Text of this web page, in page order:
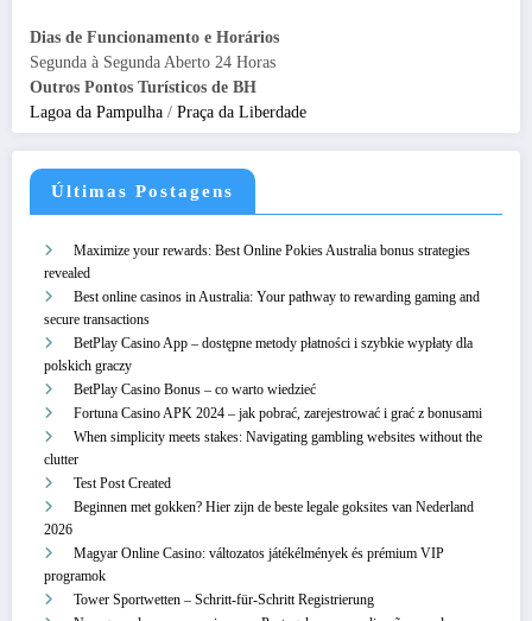
Dias de Funcionamento e Horários
Segunda à Segunda Aberto 24 Horas
Outros Pontos Turísticos de BH
Lagoa da Pampulha / Praça da Liberdade
Últimas Postagens
Maximize your rewards: Best Online Pokies Australia bonus strategies
revealed
Best online casinos in Australia: Your pathway to rewarding gaming and
secure transactions
BetPlay Casino App – dostępne metody płatności i szybkie wypłaty dla
polskich graczy
BetPlay Casino Bonus – co warto wiedzieć
Fortuna Casino APK 2024 – jak pobrać, zarejestrować i grać z bonusami
When simplicity meets stakes: Navigating gambling websites without the
clutter
Test Post Created
Beginnen met gokken? Hier zijn de beste legale goksites van Nederland
2026
Magyar Online Casino: változatos játékélmények és prémium VIP
programok
Tower Sportwetten – Schritt‑für‑Schritt Registrierung